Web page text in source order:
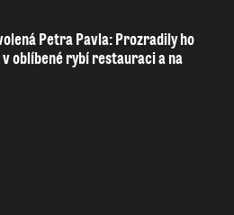
Petra Pavla: Prozradily ho
oblíbené rybí restauraci a na